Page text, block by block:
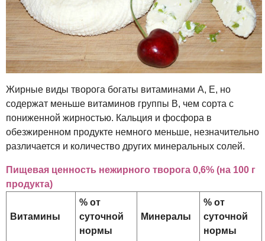
Жирные виды творога богаты витаминами A, E, но
содержат меньше витаминов группы B, чем сорта с
пониженной жирностью. Кальция и фосфора в
обезжиренном продукте немного меньше, незначительно
различается и количество других минеральных солей.
Пищевая ценность нежирного творога 0,6% (на 100 г
продукта)
Витамины
% от
суточной
нормы
Минералы
% от
суточной
нормы